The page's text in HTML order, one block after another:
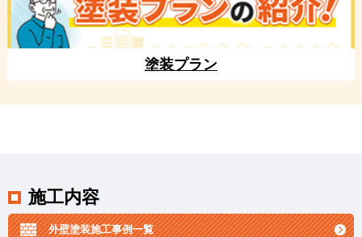
塗装プラン
施工内容
外壁塗装施工事例一覧